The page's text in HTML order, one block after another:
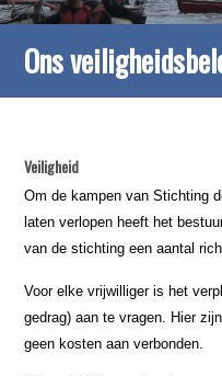
Ons
Veiligheid
Om de kampen van Stichting
laten verlopen heeft het
van de stichting een aantal
Voor elke vrijwilliger is het
gedrag) aan te vragen. Hier zijn
geen kosten aan verbonden.